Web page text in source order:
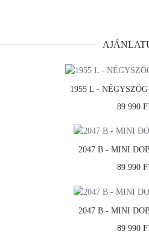
1955 L -
89 990
2047 B - MINI
89 990
2047 B - MINI
89 990